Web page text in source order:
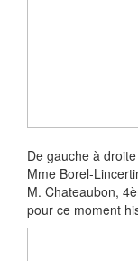
De gauche à
Mme Borel-
M. Chateaubon,
pour ce moment